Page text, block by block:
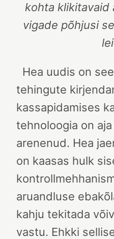
kohta klikitavaid
vigade põhjusi
Hea uudis on
tehingute
kassapidamises
tehnoloogia on
arenenud. Hea
on kaasas hulk
aruandluse
kahju tekitada
vastu. Ehkki